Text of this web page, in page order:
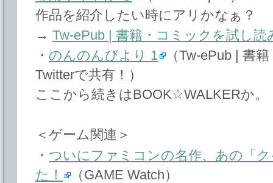
作品を紹介したい時にアリかなぁ？
→ Tw-ePub | 書籍・コミックを試し読
・ のんのんびより 1
（Tw-ePub | 書
Twitterで共有！）
ここから続きはBOOK☆WALKERか。
＜ゲーム関連＞
・ ついにファミコンの名作、あの「
た！
（GAME Watch）